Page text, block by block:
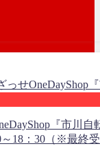
『市川自
18：30（※最終